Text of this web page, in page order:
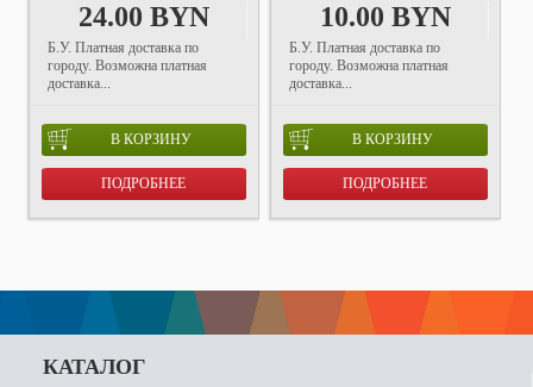
24.00 BYN
Б.У. Платная доставка по
городу. Возможна платная
доставка...
В КОРЗИНУ
ПОДРОБНЕЕ
10.00 BYN
Б.У. Платная доставка по
городу. Возможна платная
доставка...
В КОРЗИНУ
ПОДРОБНЕЕ
КАТАЛОГ